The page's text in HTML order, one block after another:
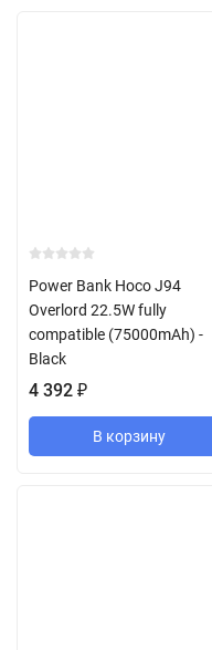
Power Bank Hoco J94
Overlord 22.5W fully
compatible (75000mAh) -
Black
4 392 ₽
В корзину